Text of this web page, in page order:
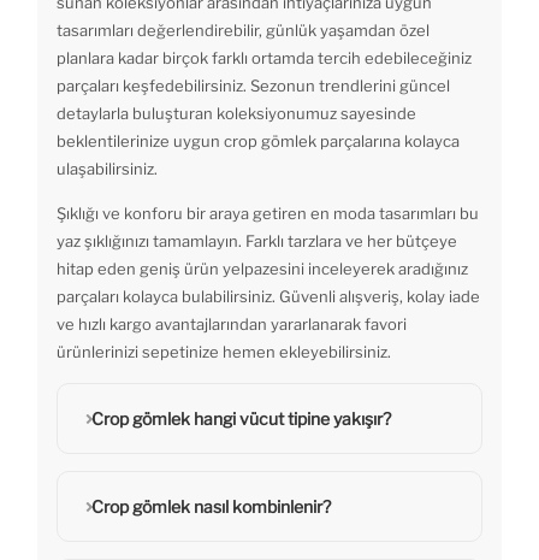
tasarımları değerlendirebilir, günlük yaşamdan özel
planlara kadar birçok farklı ortamda tercih edebileceğiniz
parçaları keşfedebilirsiniz. Sezonun trendlerini güncel
detaylarla buluşturan koleksiyonumuz sayesinde
beklentilerinize uygun crop gömlek parçalarına kolayca
ulaşabilirsiniz.
Şıklığı ve konforu bir araya getiren en moda tasarımları bu
yaz şıklığınızı tamamlayın. Farklı tarzlara ve her bütçeye
hitap eden geniş ürün yelpazesini inceleyerek aradığınız
parçaları kolayca bulabilirsiniz. Güvenli alışveriş, kolay iade
ve hızlı kargo avantajlarından yararlanarak favori
ürünlerinizi sepetinize hemen ekleyebilirsiniz.
Crop gömlek hangi vücut tipine yakışır?
Crop gömlek nasıl kombinlenir?